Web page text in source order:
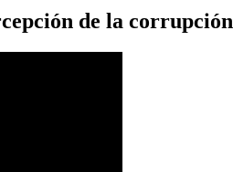
de la corrupción